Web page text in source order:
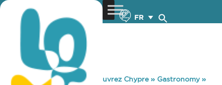
FR
You are here: Home »Découvrez Chypre» Gastronomy»